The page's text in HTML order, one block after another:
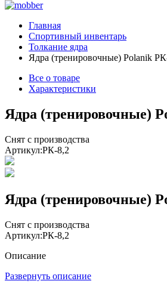
Главная
Спортивный инвентарь
Толкание ядра
Ядра (тренировочные) Polanik
Все о товаре
Характеристики
Ядра (тренировочные)
Снят с производства
Артикул:РК-8,2
Ядра (тренировочные)
Снят с производства
Артикул:РК-8,2
Описание
Развернуть описание